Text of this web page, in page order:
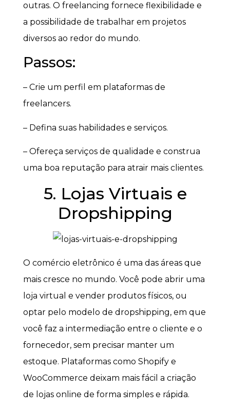
outras. O freelancing fornece flexibilidade e
a possibilidade de trabalhar em projetos
diversos ao redor do mundo.
Passos:
– Crie um perfil em plataformas de
freelancers.
– Defina suas habilidades e serviços.
– Ofereça serviços de qualidade e construa
uma boa reputação para atrair mais clientes.
5. Lojas Virtuais e
Dropshipping
O comércio eletrônico é uma das áreas que
mais cresce no mundo. Você pode abrir uma
loja virtual e vender produtos físicos, ou
optar pelo modelo de dropshipping, em que
você faz a intermediação entre o cliente e o
fornecedor, sem precisar manter um
estoque. Plataformas como Shopify e
WooCommerce deixam mais fácil a criação
de lojas online de forma simples e rápida.